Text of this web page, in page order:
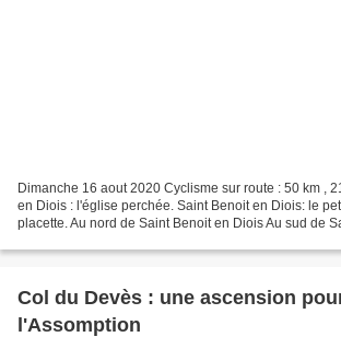
Dimanche 16 aout 2020 Cyclisme sur route : 50 km ,
en Diois : l'église perchée. Saint Benoit en Diois: le petit restaurant sur la
placette. Au nord de Saint Benoit en Diois Au sud de
Col du Devès : une ascension
l'Assomption